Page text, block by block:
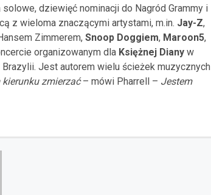
dziewięć nominacji do Nagród Grammy i
z wieloma znaczącymi artystami, m.in. Jay-Z,
Zimmerem, Snoop Doggiem, Maroon5,
organizowanym dla Księżnej Diany w
Brazylii. Jest autorem wielu ścieżek muzycznych
zmierzać– mówi Pharrell – Jestem